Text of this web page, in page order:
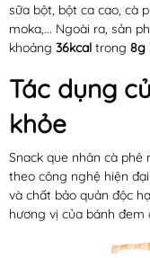
sữa bột, bột ca cao, cà
moka,... Ngoài ra, sản
khoảng 36kcal trong 8g
Tác dụng
khỏe
Snack que nhân cà phê
theo công nghệ hiện
và chất bảo quản độc
hương vị của bánh